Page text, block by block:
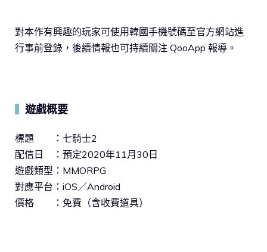
對本作有興趣的玩家可使用韓國手機號碼至官方網站進
行事前登錄，後續情報也可持續關注 QooApp 報導。
遊戲概要
標題 ：七騎士2
配信日 ：預定2020年11月30日
遊戲類型：MMORPG
對應平台：iOS／Android
價格 ：免費（含收費道具）